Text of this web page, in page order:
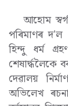
আহোম
পৰিমাণৰ দ'ল
হিন্দু ধৰ্ম
শেষাৰ্দ্ধলৈকে
দেৱালয়
অভিলেখ